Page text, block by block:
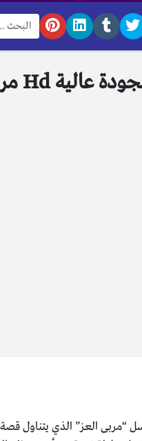
البحث:
التي تنتظرها الجماهير في رمضان 2023 بلا شك مسلسل